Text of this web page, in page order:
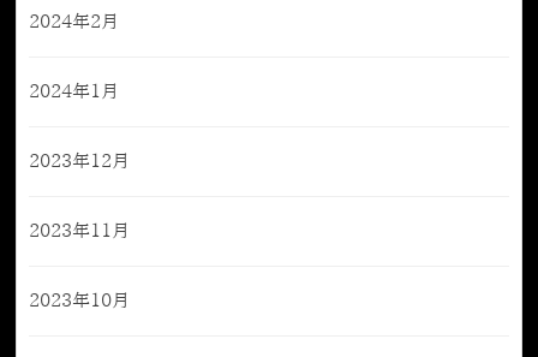
2024年2月
2024年1月
2023年12月
2023年11月
2023年10月